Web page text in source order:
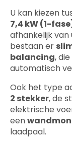
U kan kiezen
7,4 kW (1-
afhankelijk van
bestaan er
balancing,
automatisch
Ook het type
2 stekker, de
elektrische
een
laadpaal.